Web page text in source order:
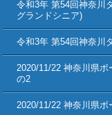
令和3年 第54回神奈川
グランドシニア)
令和3年 第54回神奈川
2020/11/22 神奈川県
の2
2020/11/22 神奈川県